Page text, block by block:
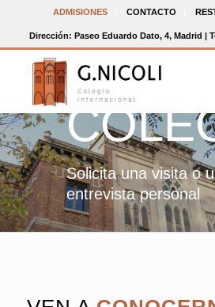
ADMISIONES CONTACTO
Dirección: Paseo Eduardo Dato, 4, Madrid |
Solicita una visita o
entrevista personal